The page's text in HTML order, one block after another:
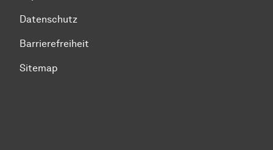
Datenschutz
Barrierefreiheit
Sitemap